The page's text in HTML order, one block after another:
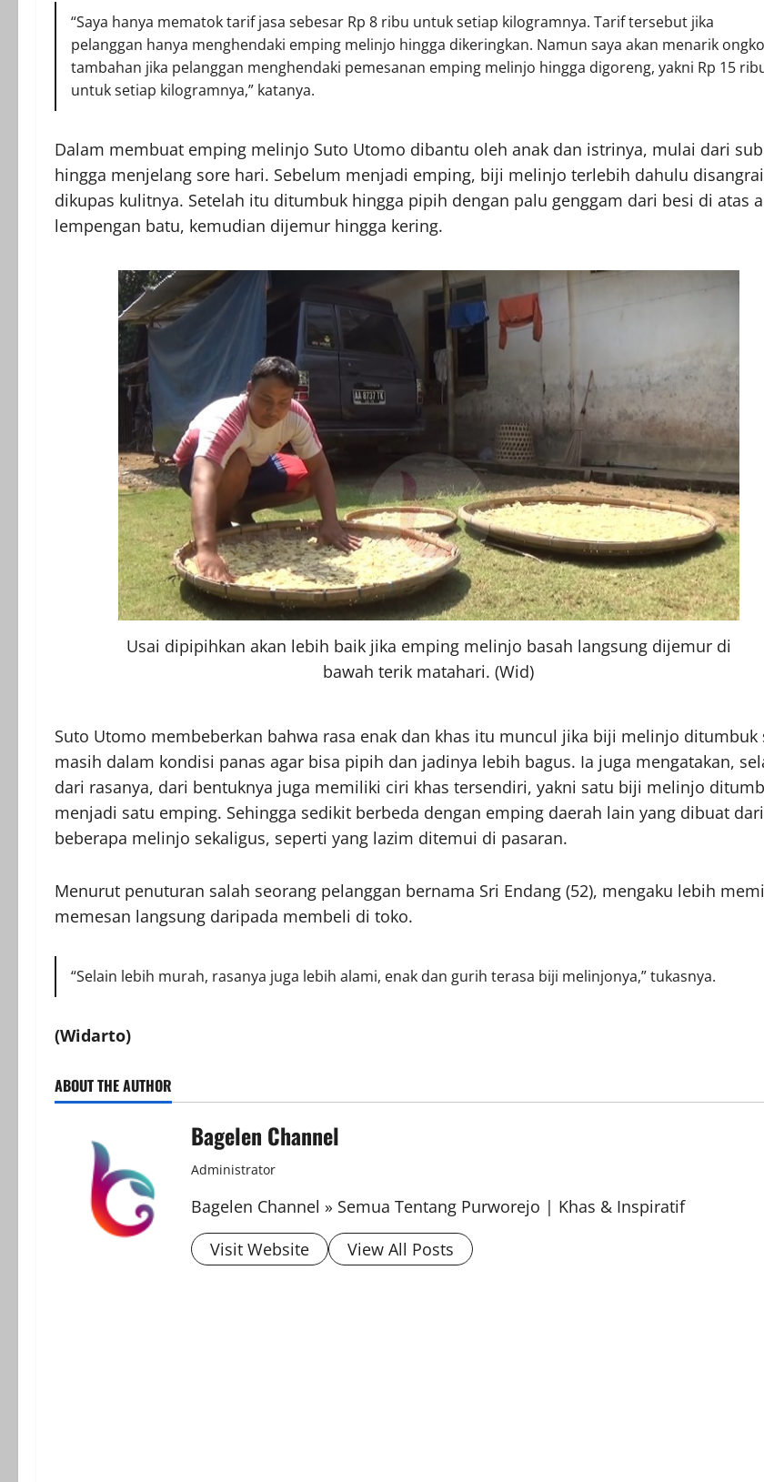
“Saya hanya mematok tarif jasa sebesar Rp 8 ribu untuk setiap kilogramnya. Tarif tersebut jika
pelanggan hanya menghendaki emping melinjo hingga dikeringkan. Namun saya akan menarik
tambahan jika pelanggan menghendaki pemesanan emping melinjo hingga digoreng, yakni Rp 15
untuk setiap kilogramnya,” katanya.
Dalam membuat emping melinjo Suto Utomo dibantu oleh anak dan istrinya, mulai dari
hingga menjelang sore hari. Sebelum menjadi emping, biji melinjo terlebih dahulu
dikupas kulitnya. Setelah itu ditumbuk hingga pipih dengan palu genggam dari besi di atas
lempengan batu, kemudian dijemur hingga kering.
Usai dipipihkan akan lebih baik jika emping melinjo basah langsung dijemur di
bawah terik matahari. (Wid)
Suto Utomo membeberkan bahwa rasa enak dan khas itu muncul jika biji melinjo ditumbuk
masih dalam kondisi panas agar bisa pipih dan jadinya lebih bagus. Ia juga mengatakan,
dari rasanya, dari bentuknya juga memiliki ciri khas tersendiri, yakni satu biji melinjo
menjadi satu emping. Sehingga sedikit berbeda dengan emping daerah lain yang dibuat dari
beberapa melinjo sekaligus, seperti yang lazim ditemui di pasaran.
Menurut penuturan salah seorang pelanggan bernama Sri Endang (52), mengaku lebih
memesan langsung daripada membeli di toko.
“Selain lebih murah, rasanya juga lebih alami, enak dan gurih terasa biji melinjonya,” tukasnya.
(Widarto)
ABOUT THE AUTHOR
Bagelen Channel
Administrator
Bagelen Channel » Semua Tentang Purworejo | Khas & Inspiratif
Visit Website
View All Posts